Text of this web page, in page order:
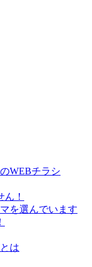
WEBチラシ
！
を選んでいます
は